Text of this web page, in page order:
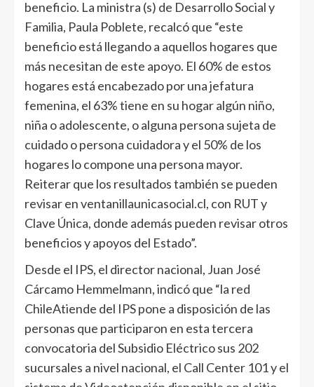
beneficio. La ministra (s) de Desarrollo Social y
Familia, Paula Poblete, recalcó que “este
beneficio está llegando a aquellos hogares que
más necesitan de este apoyo. El 60% de estos
hogares está encabezado por una jefatura
femenina, el 63% tiene en su hogar algún niño,
niña o adolescente, o alguna persona sujeta de
cuidado o persona cuidadora y el 50% de los
hogares lo compone una persona mayor.
Reiterar que los resultados también se pueden
revisar en ventanillaunicasocial.cl, con RUT y
Clave Única, donde además pueden revisar otros
beneficios y apoyos del Estado”.
Desde el IPS, el director nacional, Juan José
Cárcamo Hemmelmann, indicó que “la red
ChileAtiende del IPS pone a disposición de las
personas que participaron en esta tercera
convocatoria del Subsidio Eléctrico sus 202
sucursales a nivel nacional, el Call Center 101 y el